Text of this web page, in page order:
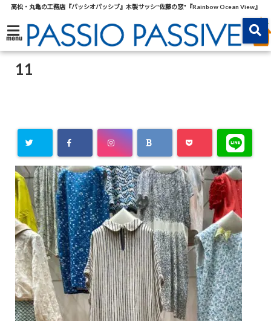
高松・丸亀の工務店『パッシオパッシブ』木製サッシ"佐藤の窓"『Rainbow Ocean View』
menu
11